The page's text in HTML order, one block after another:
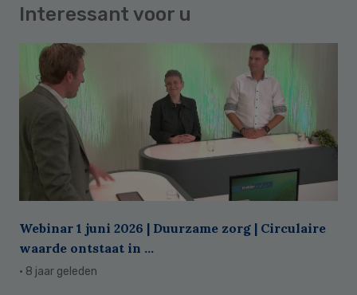
Interessant voor u
Webinar 1 juni 2026 | Duurzame zorg | Circulaire
waarde ontstaat in ...
· 8 jaar geleden